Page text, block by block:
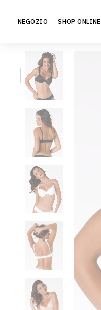
contenuto
NEGOZIO SHOP ONLINE